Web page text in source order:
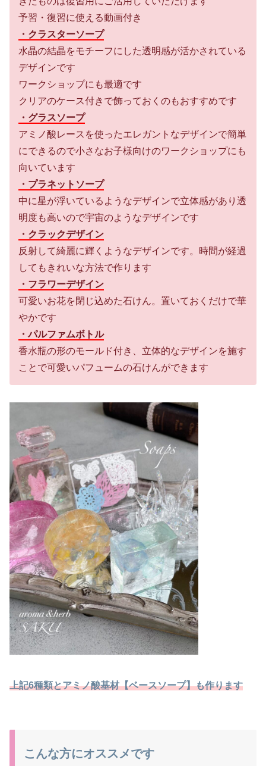
予習・復習に使える動画付き
・クラスターソープ
水晶の結晶をモチーフにした透明感が活かされている
デザインです
ワークショップにも最適です
クリアのケース付きで飾っておくのもおすすめです
・グラスソープ
アミノ酸レースを使ったエレガントなデザインで簡単
にできるので小さなお子様向けのワークショップにも
向いています
・プラネットソープ
中に星が浮いているようなデザインで立体感があり透
明度も高いので宇宙のようなデザインです
・クラックデザイン
反射して綺麗に輝くようなデザインです。時間が経過
してもきれいな方法で作ります
・フラワーデザイン
可愛いお花を閉じ込めた石けん。置いておくだけで華
やかです
・パルファムボトル
香水瓶の形のモールド付き、立体的なデザインを施す
ことで可愛いパフュームの石けんができます
上記6種類とアミノ酸基材【ベースソープ】も作ります
こんな方にオススメです